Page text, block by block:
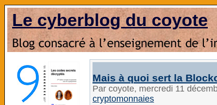
Le cyberblog du coyote
Mais à quoi sert la
Par coyote, mercredi 11
cryptomonnaies